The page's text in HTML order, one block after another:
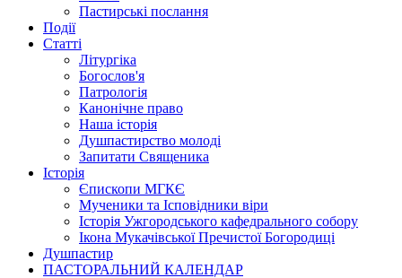
Пастирські послання
Події
Статті
Літургіка
Богослов'я
Патрологія
Канонічне право
Наша історія
Душпастирство молоді
Запитати Священика
Історія
Єпископи МГКЄ
Мученики та Ісповідники віри
Історія Ужгородського кафедрального собору
Ікона Мукачівської Пречистої Богородиці
Душпастир
ПАСТОРАЛЬНИЙ КАЛЕНДАР